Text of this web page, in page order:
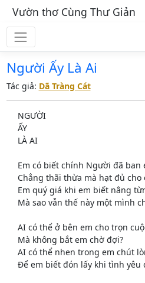
Vườn thơ Cùng Thư Giản
Người Ấy Là Ai
Tác giả: Dã Tràng Cát
NGƯỜI
ẤY
LÀ AI
Em có biết chính Người đã ban
Chẳng thãi thừa mà hạt đủ cho
Em quý giá khi em biết nâng
Mà sao vẫn thế này một mình
AI có thể ở bên em cho trọn
Mà không bắt em chờ đợi?
AI có thể nhen trong em chút
Để em biết đón lấy khi tình yêu